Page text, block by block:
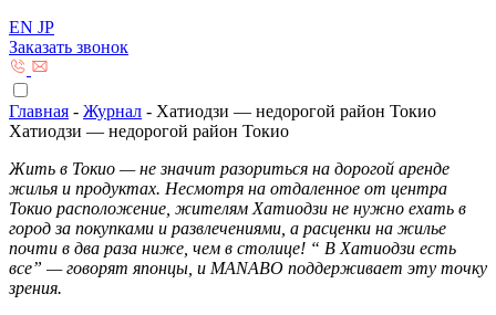
EN JP
Заказать звонок
Главная - Журнал - Хатиодзи — недорогой район Токио
Хатиодзи — недорогой район Токио
Жить в Токио — не значит разориться на дорогой аренде
жилья и продуктах. Несмотря на отдаленное от центра
Токио расположение, жителям Хатиодзи не нужно ехать в
город за покупками и развлечениями, а расценки на жилье
почти в два раза ниже, чем в столице! “ В Хатиодзи есть
все” — говорят японцы, и MANABO поддерживает эту точку
зрения.